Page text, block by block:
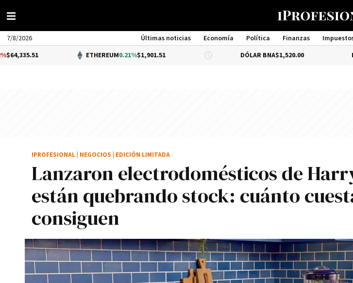
7/8/2026 Últimas noticias Economía Política Finanzas
Management
ETHEREUM0.21%$1,901.51 DÓLAR BNA$1,520.00 DÓLAR
Lanzaron electrodomésticos de
están quebrando stock: cuánto
consiguen
IPROFESIONAL NEGOCIOS EDICIÓN LIMITADA